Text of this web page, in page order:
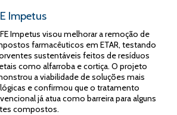
Impetus
Impetus visou melhorar a remoção de
farmacêuticos em ETAR, testando
sustentáveis feitos de resíduos
como alfarroba e cortiça. O projeto
a viabilidade de soluções mais
e confirmou que o tratamento
já atua como barreira para alguns
compostos.